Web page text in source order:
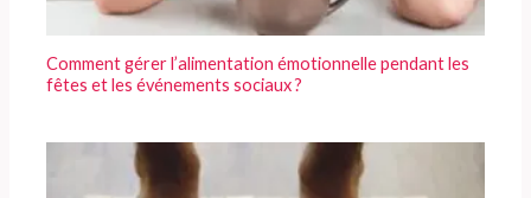
Comment gérer l’alimentation émotionnelle pendant les
fêtes et les événements sociaux ?